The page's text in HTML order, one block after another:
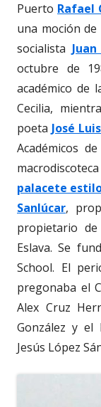
Puerto Rafael
una moción de
socialista
octubre de
académico de
Cecilia,
poeta José
Académicos
palacete
Sanlúcar,
propietario
Eslava. Se
School. El
pregonaba el
Alex Cruz
González y el
Jesús López